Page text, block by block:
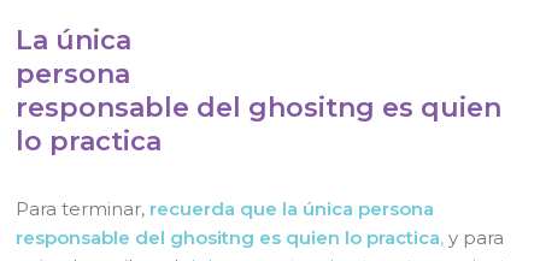
La única
persona
responsable del ghositng es quien
lo practica
Para terminar, recuerda que la única persona
responsable del ghositng es quien lo practica, y para